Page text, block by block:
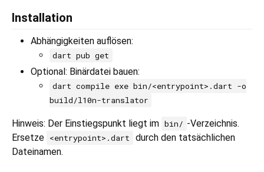
Installation
Abhängigkeiten auflösen:
dart pub get
Optional: Binärdatei bauen:
dart compile exe bin/<entrypoint>.dart -o
build/l10n-translator
Hinweis: Der Einstiegspunkt liegt im bin/ -Verzeichnis.
Ersetze <entrypoint>.dart
durch den tatsächlichen
Dateinamen.